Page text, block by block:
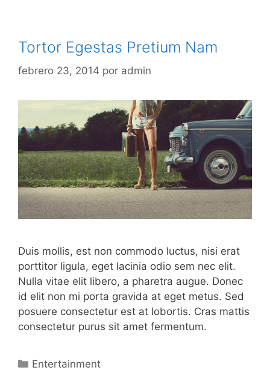
Tortor Egestas Pretium Nam
febrero 23, 2014 por admin
Duis mollis, est non commodo luctus, nisi erat
porttitor ligula, eget lacinia odio sem nec elit.
Nulla vitae elit libero, a pharetra augue. Donec
id elit non mi porta gravida at eget metus. Sed
posuere consectetur est at lobortis. Cras mattis
consectetur purus sit amet fermentum.
Categorías
Entertainment